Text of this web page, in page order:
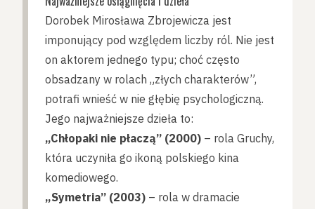
Dorobek Mirosława Zbrojewicza jest
imponujący pod względem liczby ról. Nie jest
on aktorem jednego typu; choć często
obsadzany w rolach „złych charakterów”,
potrafi wnieść w nie głębię psychologiczną.
Jego najważniejsze dzieła to:
„Chłopaki nie płaczą” (2000) – rola Gruchy,
która uczyniła go ikoną polskiego kina
komediowego.
„Symetria” (2003) – rola w dramacie